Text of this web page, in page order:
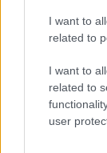
I want to
related to
I want to
related to
user
ΠΕΡΙΣΣΟΤΕΡΑ
Ακολουθήστε το
πρώτοι όλες τις
Δείτε όλες τις